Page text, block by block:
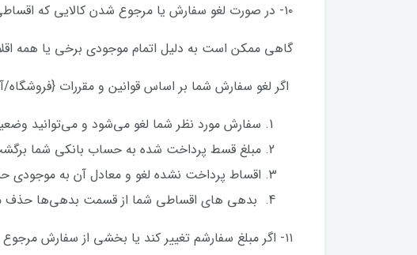
۱۰- در صورت لغو سفارش یا مرجوع شدن کالایی که اقساطی خریده‌ام چه اتفاقی می‌افتد؟
گاهی ممکن است به دلیل اتمام موجودی برخی یا همه
اگر لغو سفارش شما بر اساس قوانین و مقررات
سفارش مورد نظر شما لغو می‌شود و می‌توانید
مبلغ قسط پرداخت شده به حساب بانکی شما برگشت داده خواهد
اقساط پرداخت نشده لغو و معادل آن به موجودی
بدهی های اقساطی شما از قسمت بدهی‌ها حذف
۱۱- اگر مبلغ سفارشم تغییر کند یا بخشی از سفارش مرجوع شود، چه اتفاقی می افتد؟